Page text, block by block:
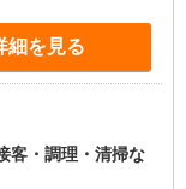
細を見る
客・調理・清掃な